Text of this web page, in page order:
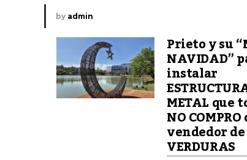
by admin
Prieto y su
NAVIDAD”
instalar
METAL que
NO
vendedor de
VERDURAS